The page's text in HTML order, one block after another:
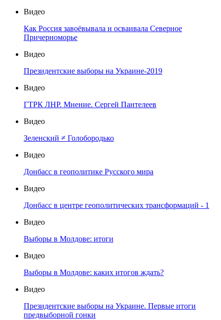
Видео
Как Россия завоёвывала и осваивала Северное
Причерноморье
Видео
Президентские выборы на Украине-2019
Видео
ГТРК ЛНР. Мнение. Сергей Пантелеев
Видео
Зеленский ≠ Голобородько
Видео
Донбасс в геополитике Русского мира
Видео
Донбасс в центре геополитических трансформаций - 1
Видео
Выборы в Молдове: итоги
Видео
Выборы в Молдове: каких итогов ждать?
Видео
Президентские выборы на Украине. Первые итоги
предвыборной гонки